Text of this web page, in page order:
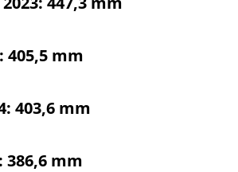
405,5 mm
403,6 mm
386,6 mm